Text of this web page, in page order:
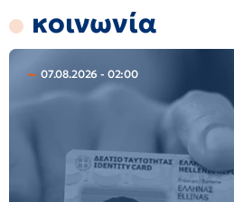
κοινωνία
07.08.2026 - 02:00